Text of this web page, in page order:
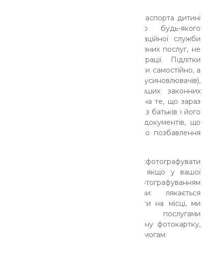
Для оформлення закордонного паспорта дитині
ви можете звернутися до будь-якого
територіального підрозділу міграційної служби
чи Центру надання адміністративних послуг, не
обов`язково за місцем реєстрації. Підлітки
старше 16 років можуть приходити самостійно, а
до 16-ти - з одним із батьків (усиновлювачів),
опікунів, піклувальників або інших законних
представників. Звертаємо увагу на те, що зараз
не потрібно дозволу від другого з батьків і його
документи. Також не потрібно документів, що
свідчать про розлучення або про позбавлення
Дитину будь-якого віку можуть сфотографувати
при подачі документів. Однак якщо у вашої
дитини (віком до 12 років) з фотографуванням
можуть виникнути проблеми: лякається
фотоспалаху чи не може всидіти на місці, ми
рекомендуємо скористатися послугами
фотоательє та принести нам одну фотокартку,
яка має відповідати наступним вимогам: